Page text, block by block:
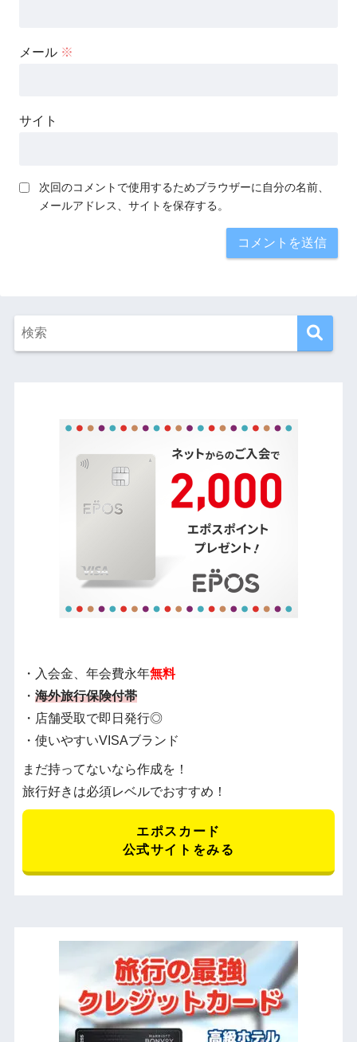
メール ※
サイト
次回のコメントで使用するためブラウザーに自分の名前、
メールアドレス、サイトを保存する。
・入会金、年会費永年無料
・ 海外旅行保険付帯
・店舗受取で即日発行◎
・使いやすいVISAブランド
まだ持ってないなら作成を！
旅行好きは必須レベルでおすすめ！
エポスカード
公式サイトをみる